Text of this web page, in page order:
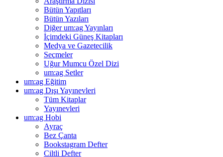
Bütün Yapıtları
Bütün Yazıları
Diğer um:ag Yayınları
İçimdeki Güneş Kitapları
Medya ve Gazetecilik
Seçmeler
Uğur Mumcu Özel Dizi
um:ag Setler
um:ag Eğitim
um:ag Dışı Yayınevleri
Tüm Kitaplar
Yayınevleri
um:ag Hobi
Ayraç
Bez Çanta
Bookstagram Defter
Ciltli Defter